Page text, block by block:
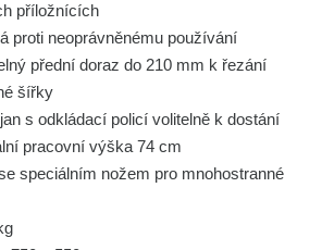
příložnících
proti neoprávněnému používání
přední doraz do 210 mm k řezání
šířky
s odkládací policí volitelně k dostání
pracovní výška 74 cm
speciálním nožem pro mnohostranné